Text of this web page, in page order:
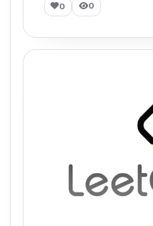
0 0